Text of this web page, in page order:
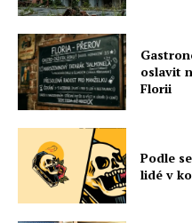
oslavit
Florii
Podle
lidé v